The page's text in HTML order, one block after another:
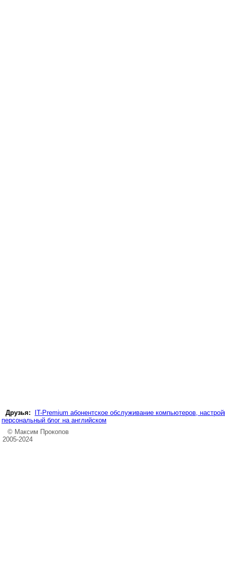
Друзья:
IT-Premium абонентское обслуживание компьютеров,
персональный блог на английском
© Максим Прокопов
2005-2024